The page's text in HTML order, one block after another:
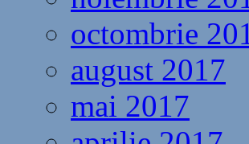
octombrie
august 2017
mai 2017